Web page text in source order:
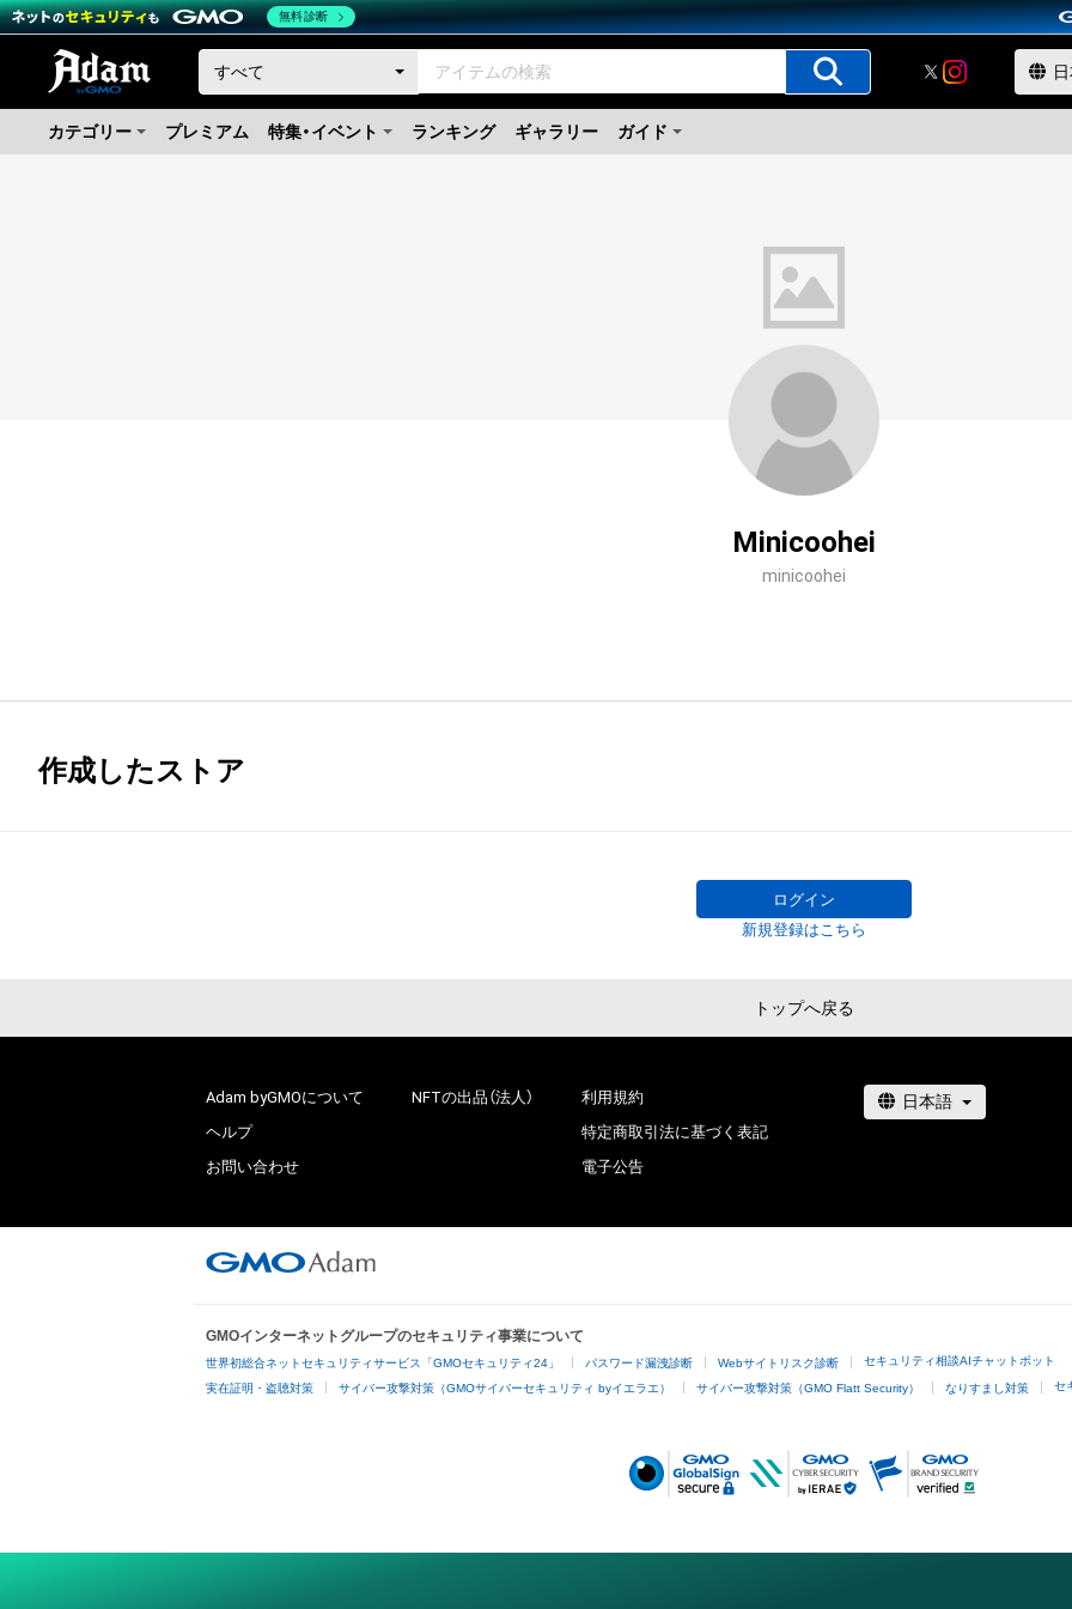
カテゴリー プレミアム 特集・イベント ランキング ギャラリー ガイド
Minicoohei
minicoohei
作成したストア
ログイン
新規登録はこちら
トップへ戻る
Adam byGMOについて
ヘルプ
お問い合わせ
NFTの出品（法人）
利用規約
特定商取引法に基づく表記
電子公告
GMOインターネットグループのセキュリティ事業について
世界初総合ネットセキュリティサービス「GMOセキュリティ24」 パスワード漏洩診断 Webサイトリスク診断 セキュリティ相談AIチャットボット
実在証明・盗聴対策 サイバー攻撃対策（GMOサイバーセキュリティ byイエラエ） サイバー攻撃対策（GMO Flatt Security） なりすまし対策 セ
無料診断